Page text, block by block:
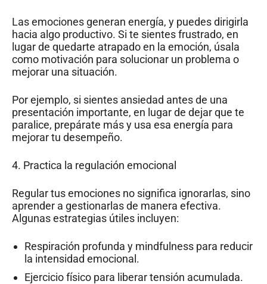
Las emociones generan energía, y puedes dirigirla
hacia algo productivo. Si te sientes frustrado, en
lugar de quedarte atrapado en la emoción, úsala
como motivación para solucionar un problema o
mejorar una situación.
Por ejemplo, si sientes ansiedad antes de una
presentación importante, en lugar de dejar que te
paralice, prepárate más y usa esa energía para
mejorar tu desempeño.
4. Practica la regulación emocional
Regular tus emociones no significa ignorarlas, sino
aprender a gestionarlas de manera efectiva.
Algunas estrategias útiles incluyen:
Respiración profunda y mindfulness para reducir
la intensidad emocional.
Ejercicio físico para liberar tensión acumulada.